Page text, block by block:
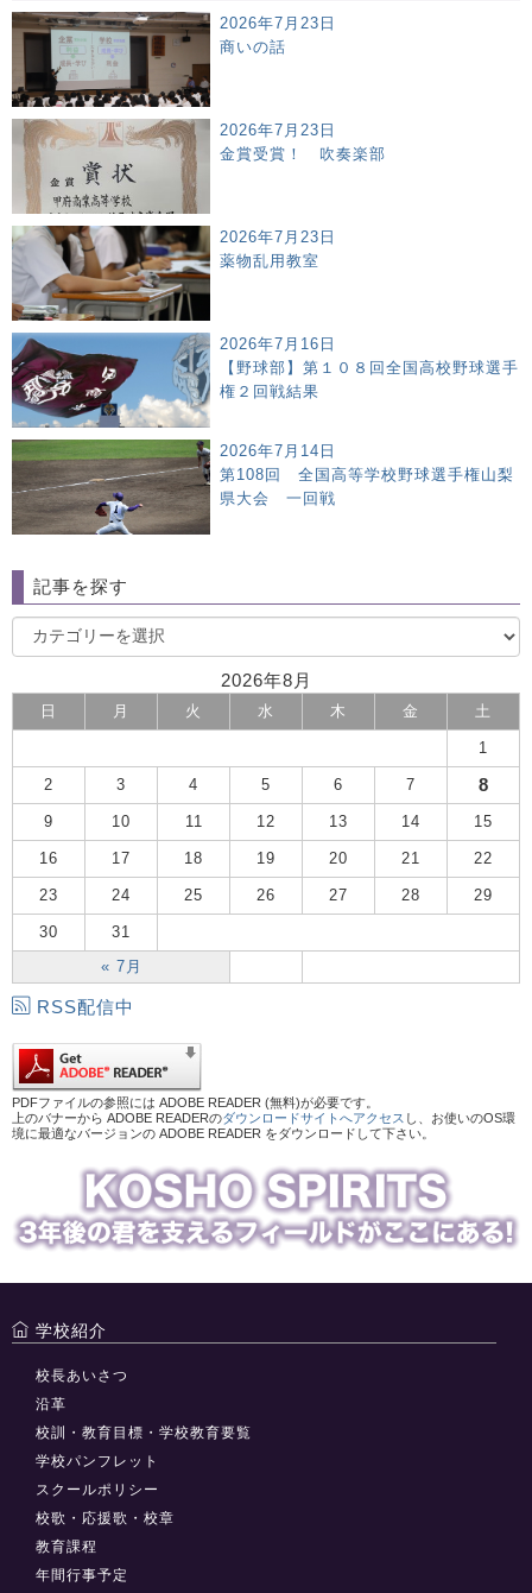
2026年7月23日
商いの話
2026年7月23日
金賞受賞！ 吹奏楽部
2026年7月23日
薬物乱用教室
2026年7月16日
【野球部】第１０８回全国高校野球選手
権２回戦結果
2026年7月14日
第108回 全国高等学校野球選手権山梨
県大会 一回戦
記事を探す
2026年8月
日 月 火 水 木 金 土
« 7月
1
2 3 4 5 6 7 8
9 10 11 12 13 14 15
16 17 18 19 20 21 22
23 24 25 26 27 28 29
30 31
RSS配信中
PDFファイルの参照には ADOBE READER (無料)が必要です。
上のバナーから ADOBE READERのダウンロードサイトへアクセス し、お使いのOS環
境に最適なバージョンの ADOBE READER をダウンロードして下さい。
学校紹介
校長あいさつ
沿革
校訓・教育目標・学校教育要覧
学校パンフレット
スクールポリシー
校歌・応援歌・校章
教育課程
年間行事予定